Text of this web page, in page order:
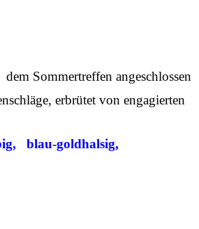
Sommertreffen angeschlossen
erbrütet von engagierten
blau-goldhalsig,